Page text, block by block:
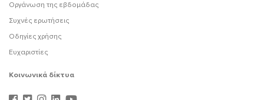
Οργάνωση της εβδομάδας
Συχνές ερωτήσεις
Οδηγίες χρήσης
Ευχαριστίες
Κοινωνικά δίκτυα